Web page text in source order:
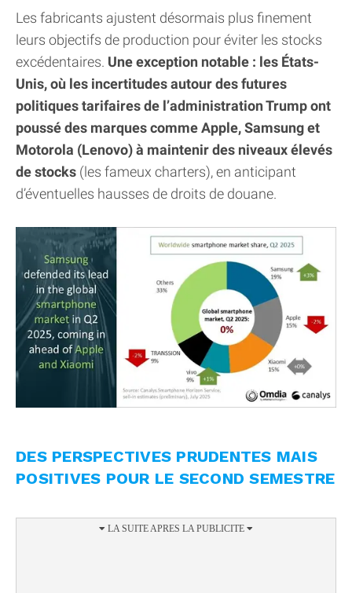
Les fabricants ajustent désormais plus finement
leurs objectifs de production pour éviter les stocks
excédentaires. Une exception notable : les États-
Unis, où les incertitudes autour des futures
politiques tarifaires de l’administration Trump ont
poussé des marques comme Apple, Samsung et
Motorola (Lenovo) à maintenir des niveaux élevés
de stocks (les fameux charters), en anticipant
d’éventuelles hausses de droits de douane.
DES PERSPECTIVES PRUDENTES MAIS
POSITIVES POUR LE SECOND SEMESTRE